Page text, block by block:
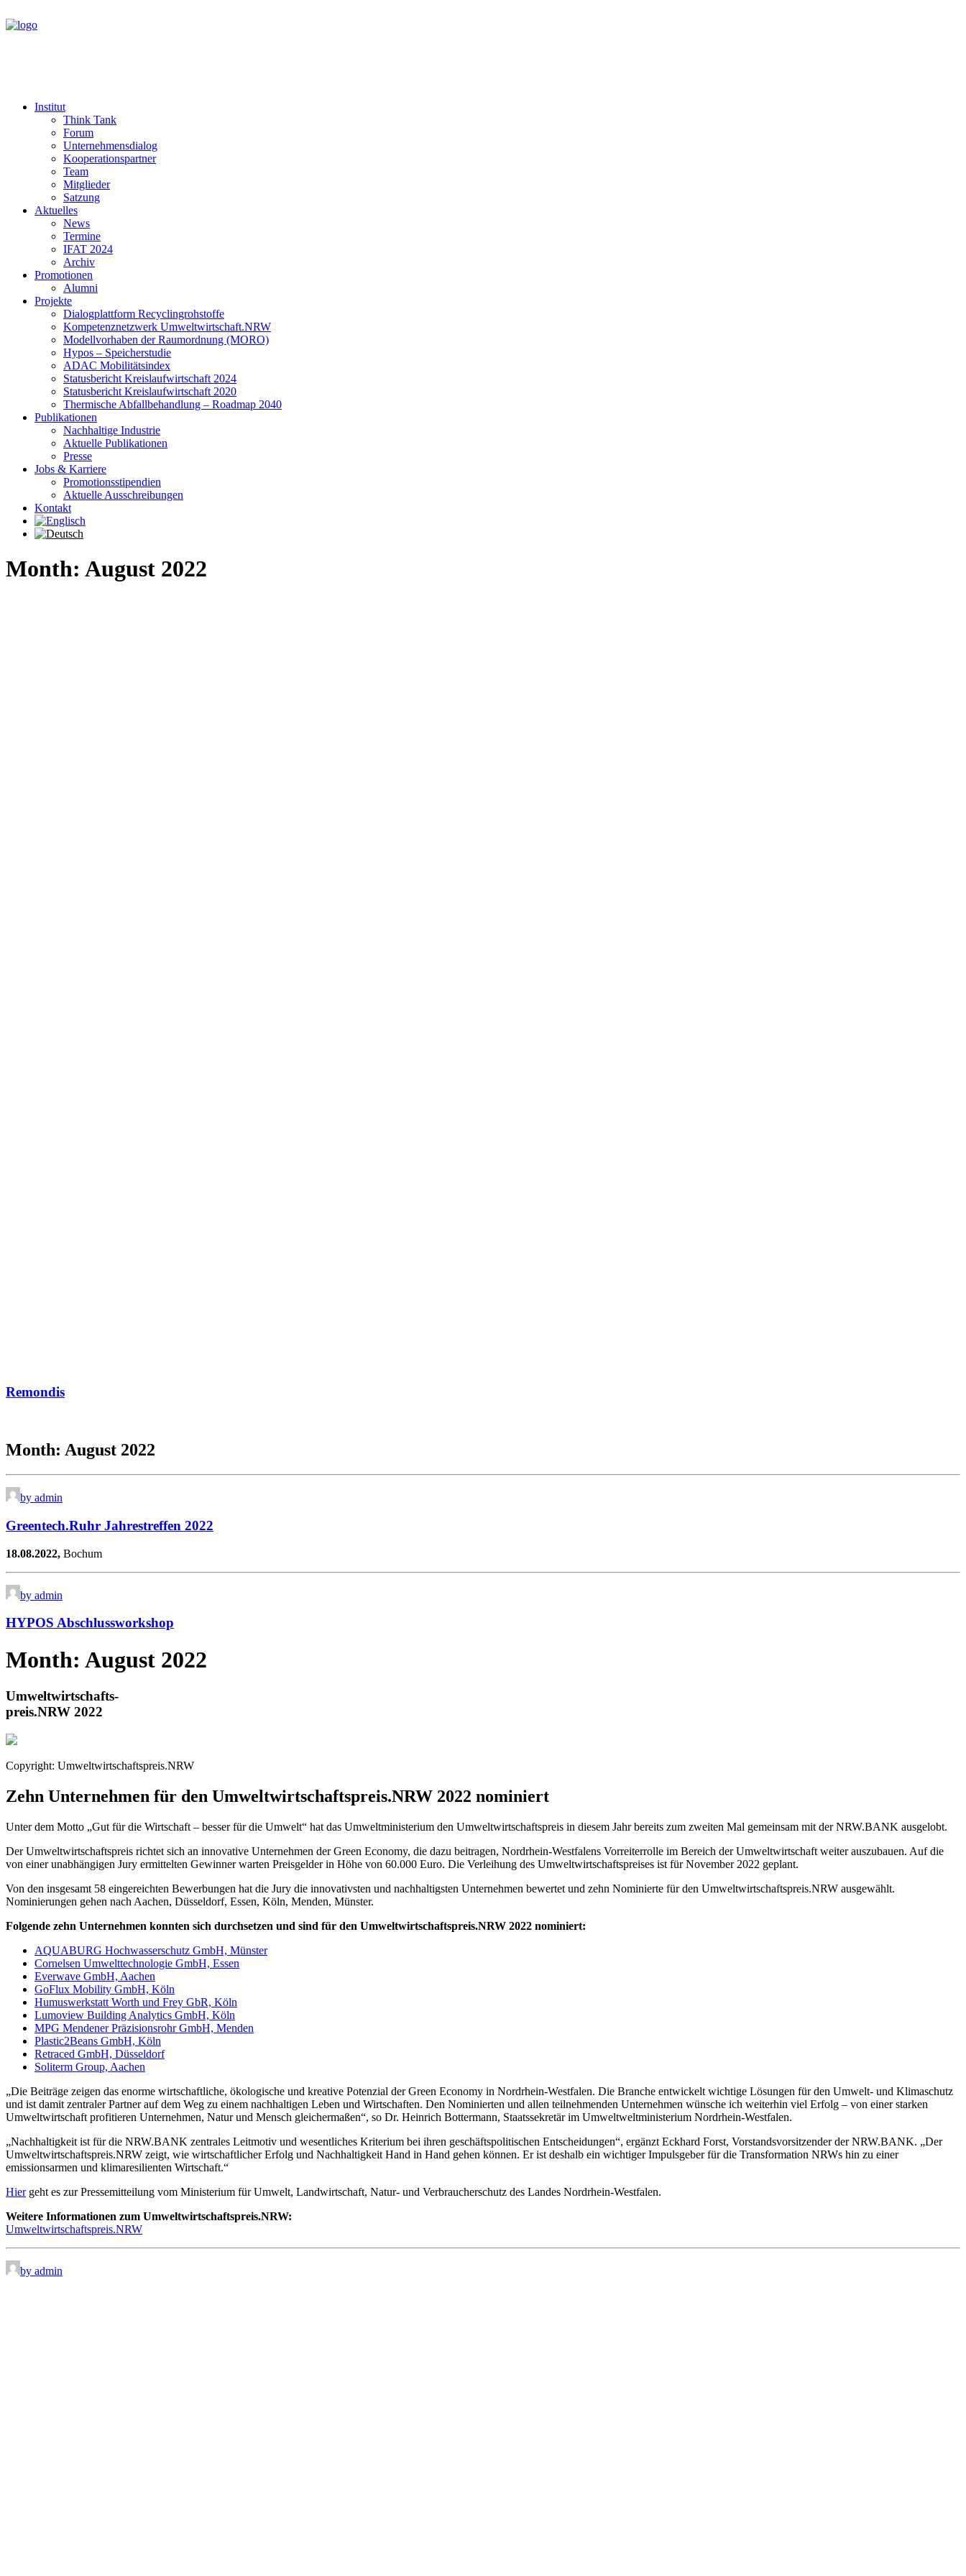
Institut
Think Tank
Forum
Unternehmensdialog
Kooperationspartner
Team
Mitglieder
Satzung
Aktuelles
News
Termine
IFAT 2024
Archiv
Promotionen
Alumni
Projekte
Dialogplattform Recyclingrohstoffe
Kompetenznetzwerk Umweltwirtschaft.NRW
Modellvorhaben der Raumordnung (MORO)
Hypos – Speicherstudie
ADAC Mobilitätsindex
Statusbericht Kreislaufwirtschaft 2024
Statusbericht Kreislaufwirtschaft 2020
Thermische Abfallbehandlung – Roadmap 2040
Publikationen
Nachhaltige Industrie
Aktuelle Publikationen
Presse
Jobs & Karriere
Promotionsstipendien
Aktuelle Ausschreibungen
Kontakt
Month: August 2022
Remondis
Month: August 2022
by admin
Greentech.Ruhr Jahrestreffen 2022
18.08.2022, Bochum
by admin
HYPOS Abschlussworkshop
Month: August 2022
Umweltwirtschafts-
preis.NRW 2022
Copyright: Umweltwirtschaftspreis.NRW
Zehn Unternehmen für den Umweltwirtschaftspreis.NRW 2022 nominiert
Unter dem Motto „Gut für die Wirtschaft – besser für die Umwelt“ hat das Umweltministerium den Umweltwirtschaftspreis in diesem Jahr bereits zum zweiten Mal gemeinsam mit der NRW.BANK ausgelobt.
Der Umweltwirtschaftspreis richtet sich an innovative Unternehmen der Green Economy, die dazu beitragen, Nordrhein-Westfalens Vorreiterrolle im Bereich der Umweltwirtschaft weiter auszubauen. Auf die
von einer unabhängigen Jury ermittelten Gewinner warten Preisgelder in Höhe von 60.000 Euro. Die Verleihung des Umweltwirtschaftspreises ist für November 2022 geplant.
Von den insgesamt 58 eingereichten Bewerbungen hat die Jury die innovativsten und nachhaltigsten Unternehmen bewertet und zehn Nominierte für den Umweltwirtschaftspreis.NRW ausgewählt.
Nominierungen gehen nach Aachen, Düsseldorf, Essen, Köln, Menden, Münster.
Folgende zehn Unternehmen konnten sich durchsetzen und sind für den Umweltwirtschaftspreis.NRW 2022 nominiert:
AQUABURG Hochwasserschutz GmbH, Münster
Cornelsen Umwelttechnologie GmbH, Essen
Everwave GmbH, Aachen
GoFlux Mobility GmbH, Köln
Humuswerkstatt Worth und Frey GbR, Köln
Lumoview Building Analytics GmbH, Köln
MPG Mendener Präzisionsrohr GmbH, Menden
Plastic2Beans GmbH, Köln
Retraced GmbH, Düsseldorf
Soliterm Group, Aachen
„Die Beiträge zeigen das enorme wirtschaftliche, ökologische und kreative Potenzial der Green Economy in Nordrhein-Westfalen. Die Branche entwickelt wichtige Lösungen für den Umwelt- und Klimaschutz
und ist damit zentraler Partner auf dem Weg zu einem nachhaltigen Leben und Wirtschaften. Den Nominierten und allen teilnehmenden Unternehmen wünsche ich weiterhin viel Erfolg – von einer starken
Umweltwirtschaft profitieren Unternehmen, Natur und Mensch gleichermaßen“, so Dr. Heinrich Bottermann, Staatssekretär im Umweltweltministerium Nordrhein-Westfalen.
„Nachhaltigkeit ist für die NRW.BANK zentrales Leitmotiv und wesentliches Kriterium bei ihren geschäftspolitischen Entscheidungen“, ergänzt Eckhard Forst, Vorstandsvorsitzender der NRW.BANK. „Der
Umweltwirtschaftspreis.NRW zeigt, wie wirtschaftlicher Erfolg und Nachhaltigkeit Hand in Hand gehen können. Er ist deshalb ein wichtiger Impulsgeber für die Transformation NRWs hin zu einer
emissionsarmen und klimaresilienten Wirtschaft.“
Hiergeht es zur Pressemitteilung vom Ministerium für Umwelt, Landwirtschaft, Natur- und Verbraucherschutz des Landes Nordrhein-Westfalen.
Weitere Informationen zum Umweltwirtschaftspreis.NRW:
Umweltwirtschaftspreis.NRW
by admin